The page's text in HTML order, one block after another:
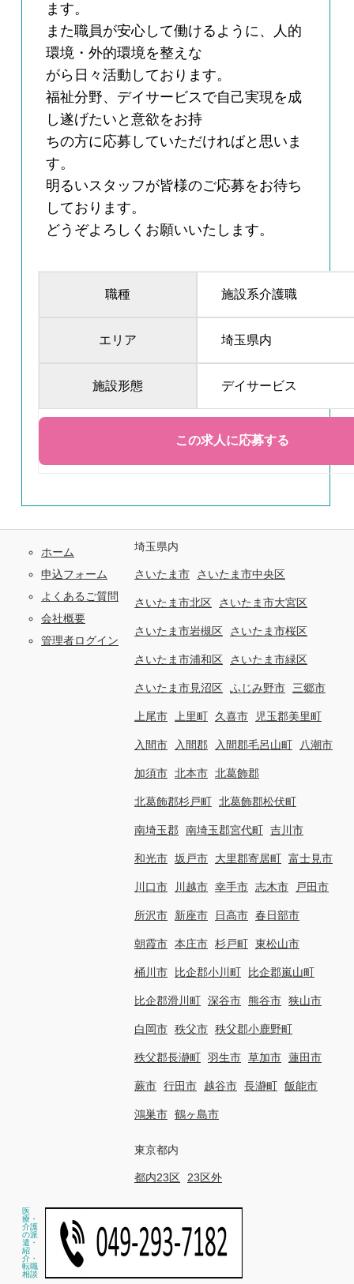
ます。
また職員が安心して働けるように、人的
環境・外的環境を整えな
がら日々活動しております。
福祉分野、デイサービスで自己実現を成
し遂げたいと意欲をお持
ちの方に応募していただければと思いま
す。
明るいスタッフが皆様のご応募をお待ち
しております。
どうぞよろしくお願いいたします。
職種 施設系介護職
エリア 埼玉県内
施設形態 デイサービス
ホーム
申込フォーム
よくあるご質問
会社概要
管理者ログイン
埼玉県内
さいたま市 さいたま市中央区
さいたま市北区 さいたま市大宮区
さいたま市岩槻区 さいたま市桜区
さいたま市浦和区 さいたま市緑区
さいたま市見沼区 ふじみ野市 三郷市
上尾市 上里町 久喜市 児玉郡美里町
入間市 入間郡 入間郡毛呂山町 八潮市
加須市 北本市 北葛飾郡
北葛飾郡杉戸町 北葛飾郡松伏町
南埼玉郡 南埼玉郡宮代町 吉川市
和光市 坂戸市 大里郡寄居町 富士見市
川口市 川越市 幸手市 志木市 戸田市
所沢市 新座市 日高市 春日部市
朝霞市 本庄市 杉戸町 東松山市
桶川市 比企郡小川町 比企郡嵐山町
比企郡滑川町 深谷市 熊谷市 狭山市
白岡市 秩父市 秩父郡小鹿野町
秩父郡長瀞町 羽生市 草加市 蓮田市
蕨市 行田市 越谷市 長瀞町 飯能市
鴻巣市 鶴ヶ島市
東京都内
都内23区 23区外
医
療・
介護
の派
遣・
紹
介・
転職
相談